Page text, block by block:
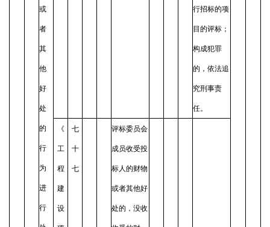
或
者
其
他
好
处
的
行
为
进
行
行招标的项
目的评标；
构成犯罪
的，依法追
究刑事责
任。
《
工
程
建
设
七
十
七
评标委员会
成员收受投
标人的财物
或者其他好
处的，没收